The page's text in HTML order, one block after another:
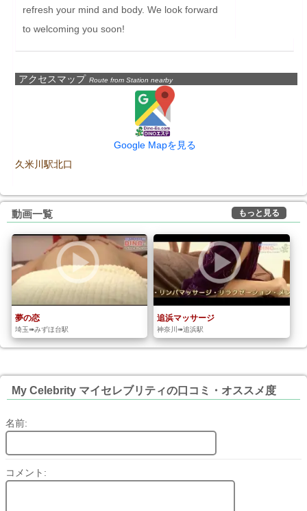
refresh your mind and body. We look forward
to welcoming you soon!
アクセスマップ Route from Station nearby
Google Mapを見る
久米川駅北口
動画一覧 もっと見る
夢の恋
埼玉➠みずほ台駅
追浜マッサージ
神奈川➠追浜駅
My Celebrity マイセレブリティの口コミ・オススメ度
名前:
コメント: